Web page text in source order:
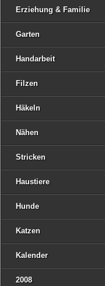
Erziehung & Familie
Garten
Handarbeit
Filzen
Häkeln
Nähen
Stricken
Haustiere
Hunde
Katzen
Kalender
2008